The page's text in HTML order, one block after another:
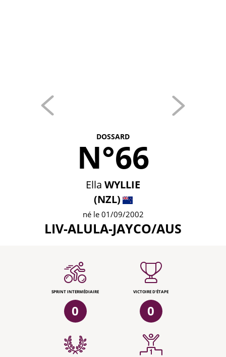
DOSSARD
N°66
Ella WYLLIE
(NZL)
né le 01/09/2002
LIV-ALULA-JAYCO/AUS
SPRINT INTERMÉDIAIRE
0
VICTOIRE D'ÉTAPE
0